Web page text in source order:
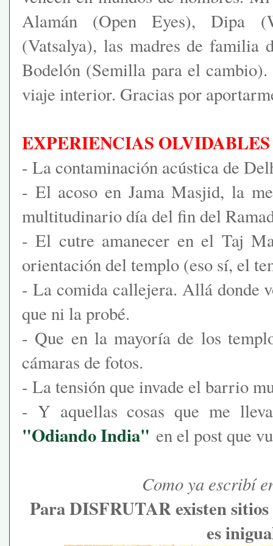
Alamán (Open Eyes), Dipa
(Vatsalya), las madres de familia
Bodelón (Semilla para el
viaje interior. Gracias por
EXPERIENCIAS OLVIDABLES
- La contaminación acústica de
- El acoso en Jama Masjid, la
multitudinario día del fin del
- El cutre amanecer en el Taj
orientación del templo (eso sí, el
- La comida callejera. Allá donde
que ni la probé.
- Que en la mayoría de los
cámaras de fotos.
- La tensión que invade el barrio
- Y aquellas cosas que me
"Odiando India" en el post que
Como ya escribí
Para DISFRUTAR existen
es